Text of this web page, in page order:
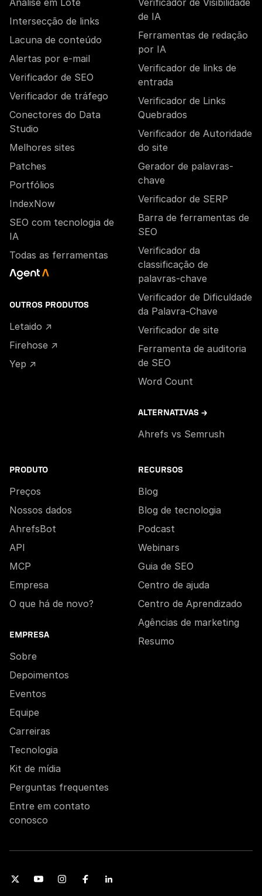
Intersecção de links
Lacuna de conteúdo
Alertas por e-mail
Verificador de SEO
Verificador de tráfego
Conectores do Data
Studio
Melhores sites
Patches
Portfólios
IndexNow
SEO com tecnologia de
IA
Todas as ferramentas
OUTROS PRODUTOS
Letaido ↗
Firehose ↗
Yep ↗
de IA
Ferramentas de redação
por IA
Verificador de links de
entrada
Verificador de Links
Quebrados
Verificador de Autoridade
do site
Gerador de palavras-
chave
Verificador de SERP
Barra de ferramentas de
SEO
Verificador da
classificação de
palavras-chave
Verificador de Dificuldade
da Palavra-Chave
Verificador de site
Ferramenta de auditoria
de SEO
Word Count
ALTERNATIVAS →
Ahrefs vs Semrush
PRODUTO
Preços
Nossos dados
AhrefsBot
API
MCP
Empresa
O que há de novo?
EMPRESA
Sobre
Depoimentos
Eventos
Equipe
Carreiras
Tecnologia
Kit de mídia
Perguntas frequentes
Entre em contato
conosco
RECURSOS
Blog
Blog de tecnologia
Podcast
Webinars
Guia de SEO
Centro de ajuda
Centro de Aprendizado
Agências de marketing
Resumo